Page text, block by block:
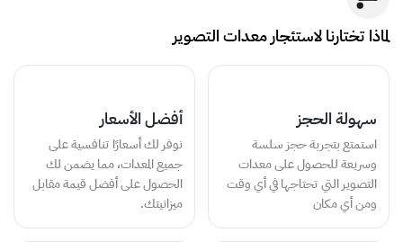
لماذا تختارنا لاستئجار معدات التصوير
سهولة الحجز
استمتع بتجربة حجز سلسة
وسريعة للحصول على معدات
التصوير التي تحتاجها في أي وقت
ومن أي مكان
أفضل الأسعار
نوفر لك أسعارًا تنافسية على
جميع المعدات، مما يضمن لك
الحصول على أفضل قيمة مقابل
ميزانيتك.